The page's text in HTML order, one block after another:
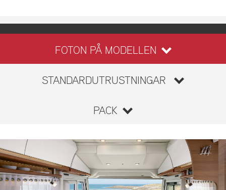
FOTON PÅ MODELLEN
STANDARDUTRUSTNINGAR
PACK